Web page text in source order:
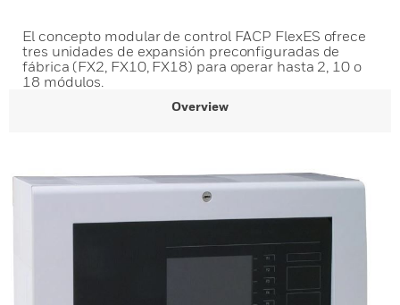
El concepto modular de control FACP FlexES ofrece
tres unidades de expansión preconfiguradas de
fábrica (FX2, FX10, FX18) para operar hasta 2, 10 o
18 módulos.
Overview